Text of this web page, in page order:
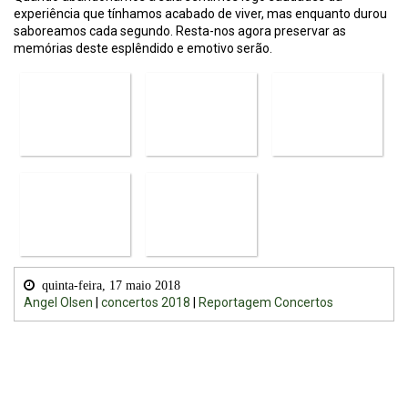
experiência que tínhamos acabado de viver, mas enquanto durou
saboreamos cada segundo. Resta-nos agora preservar as
memórias deste esplêndido e emotivo serão.
quinta-feira, 17 maio 2018
Angel Olsen concertos 2018 Reportagem Concertos